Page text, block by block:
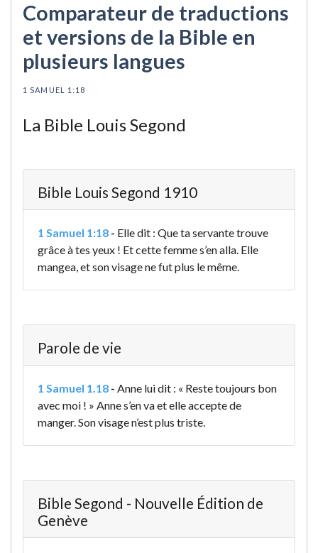
Comparateur de traductions
et versions de la Bible en
plusieurs langues
1 SAMUEL 1:18
La Bible Louis Segond
Bible Louis Segond 1910
1 Samuel 1:18 - Elle dit : Que ta servante trouve
grâce à tes yeux ! Et cette femme s’en alla. Elle
mangea, et son visage ne fut plus le même.
Parole de vie
1 Samuel 1.18 - Anne lui dit : « Reste toujours bon
avec moi ! » Anne s’en va et elle accepte de
manger. Son visage n’est plus triste.
Bible Segond - Nouvelle Édition de
Genève